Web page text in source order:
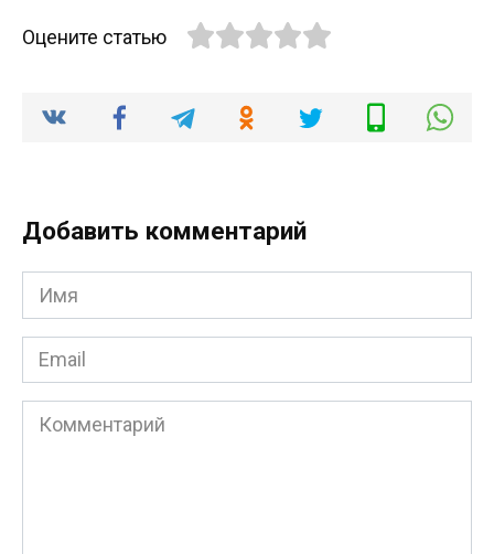
Оцените статью
Добавить комментарий
Имя
*
Email
*
Комментарий